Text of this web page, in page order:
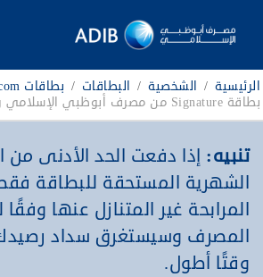
الرئيسية / الشخصية / البطاقات / بطاقات Booking.com
بطاقة Signature من مصرف أبوظبي الإسلامي و Booking.com
تنبيه: إذا دفعت الحد الأدنى من
الشهرية المستحقة للبطاقة
المرابحة غير المتنازل عنها وفقًا
المصرف وسيستغرق سداد
وقتًا أطول.